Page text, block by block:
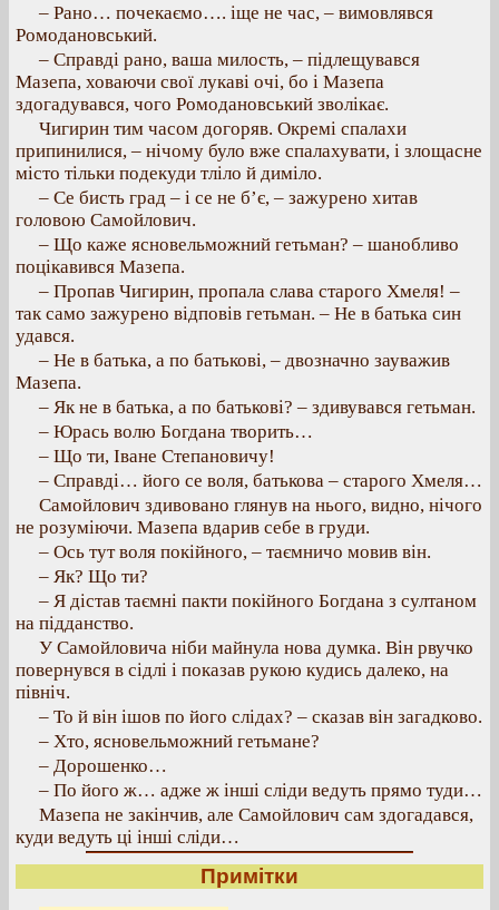
– Рано… почекаємо…. іще не час, – вимовлявся
Ромодановський.
– Справді рано, ваша милость, – підлещувався
Мазепа, ховаючи свої лукаві очі, бо і Мазепа
здогадувався, чого Ромодановський зволікає.
Чигирин тим часом догоряв. Окремі спалахи
припинилися, – нічому було вже спалахувати, і злощасне
місто тільки подекуди тліло й диміло.
– Се бисть град – і се не б’є, – зажурено хитав
головою Самойлович.
– Що каже ясновельможний гетьман? – шанобливо
поцікавився Мазепа.
– Пропав Чигирин, пропала слава старого Хмеля! –
так само зажурено відповів гетьман. – Не в батька син
удався.
– Не в батька, а по батькові, – двозначно зауважив
Мазепа.
– Як не в батька, а по батькові? – здивувався гетьман.
– Юрась волю Богдана творить…
– Що ти, Іване Степановичу!
– Справді… його се воля, батькова – старого Хмеля…
Самойлович здивовано глянув на нього, видно, нічого
не розуміючи. Мазепа вдарив себе в груди.
– Ось тут воля покійного, – таємничо мовив він.
– Як? Що ти?
– Я дістав таємні пакти покійного Богдана з султаном
на підданство.
У Самойловича ніби майнула нова думка. Він рвучко
повернувся в сідлі і показав рукою кудись далеко, на
північ.
– То й він ішов по його слідах? – сказав він загадково.
– Хто, ясновельможний гетьмане?
– Дорошенко…
– По його ж… адже ж інші сліди ведуть прямо туди…
Мазепа не закінчив, але Самойлович сам здогадався,
куди ведуть ці інші сліди…
Примітки